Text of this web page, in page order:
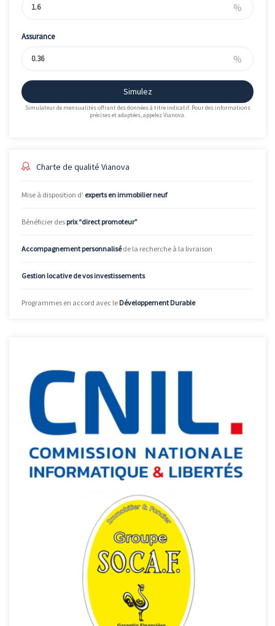
%
Assurance
%
Simulez
Simulateur de mensualités offrant des données à titre indicatif. Pour des informations
précises et adaptées, appelez Vianova.
Charte de qualité Vianova
Mise à disposition d’ experts en immobilier neuf
Bénéficier des prix “direct promoteur”
Accompagnement personnaliséde la recherche à la livraison
Gestion locative de vos investissements
Programmes en accord avec le Développement Durable